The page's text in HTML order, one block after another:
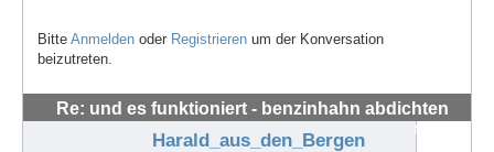
Bitte Anmelden oder Registrieren um der Konversation
beizutreten.
Re: und es funktioniert - benzinhahn abdichten
#56296
Harald_aus_den_Bergen